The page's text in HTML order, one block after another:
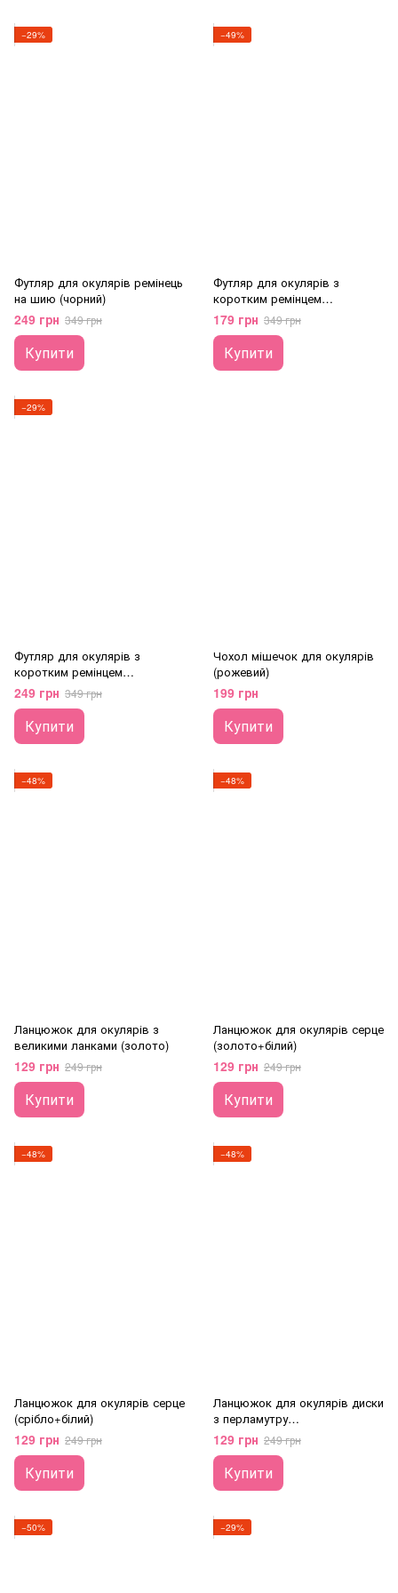
−29%
Футляр для окулярів ремінець
на шию (чорний)
249 грн 349 грн
Купити
−49%
Футляр для окулярів з
коротким ремінцем
(молочний)
179 грн 349 грн
Купити
−29%
Футляр для окулярів з
коротким ремінцем
(коричневий)
249 грн 349 грн
Купити
Чохол мішечок для окулярів
(рожевий)
199 грн
Купити
−48%
Ланцюжок для окулярів з
великими ланками (золото)
129 грн 249 грн
Купити
−48%
Ланцюжок для окулярів серце
(золото+білий)
129 грн 249 грн
Купити
−48%
Ланцюжок для окулярів серце
(срібло+білий)
129 грн 249 грн
Купити
−48%
Ланцюжок для окулярів диски
з перламутру
(срібло+зелений)
129 грн 249 грн
Купити
−50% −29%